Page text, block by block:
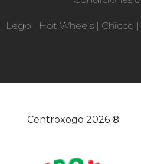
| Lego | Hot Wheels | Chicco |
Centroxogo 2026 ®